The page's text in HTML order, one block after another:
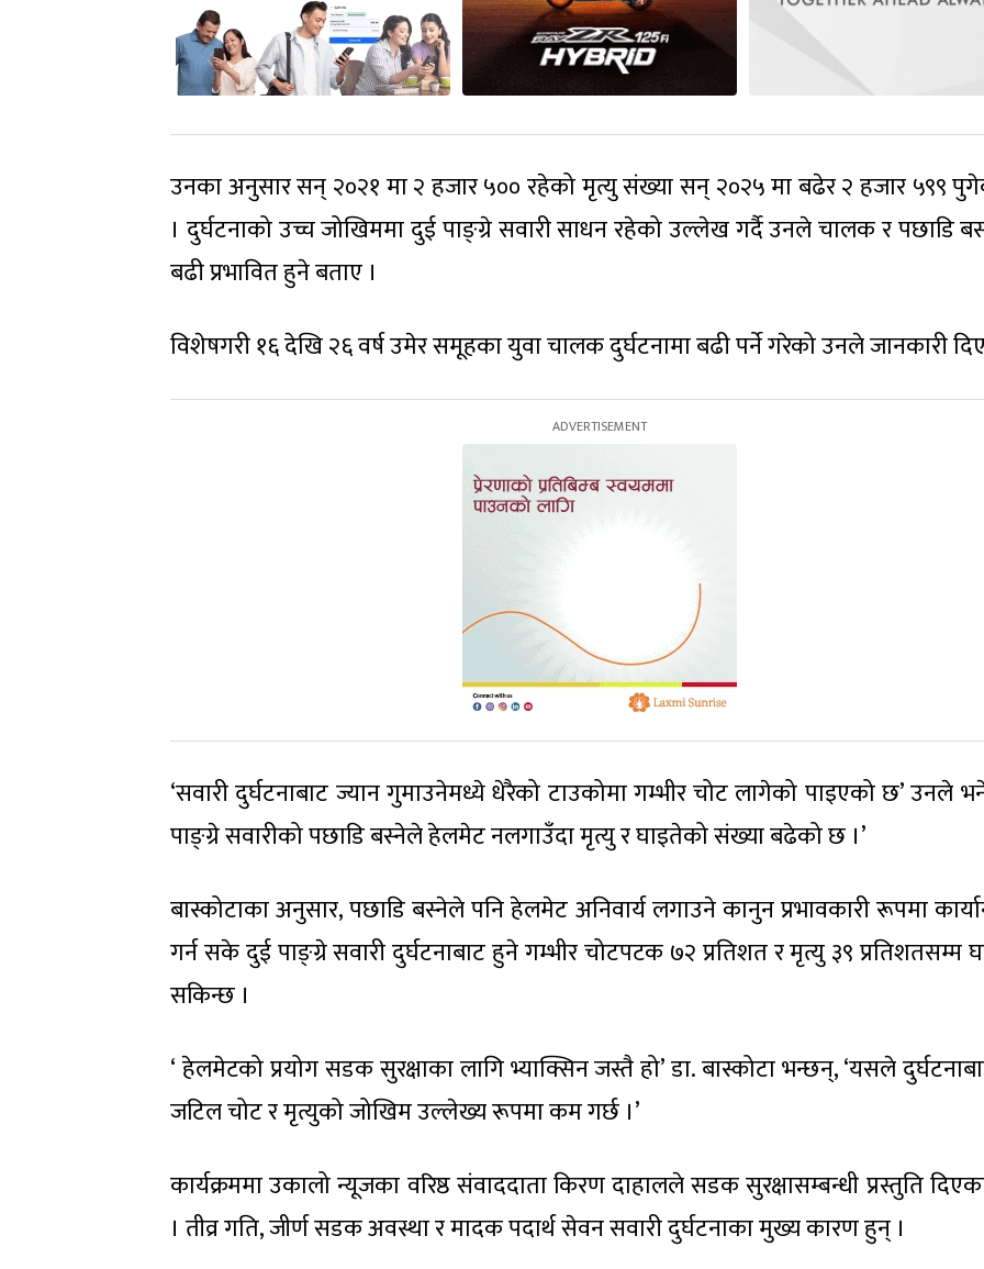
उनका अनुसार सन् २०२१ मा २ हजार ५०० रहेको मृत्यु संख्या सन् २०२५ मा बढेर २ हजार ५९९
। दुर्घटनाको उच्च जोखिममा दुई पाङ्ग्रे सवारी साधन रहेको उल्लेख गर्दै उनले चालक र पछाडि
बढी प्रभावित हुने बताए ।
विशेषगरी १६ देखि २६ वर्ष उमेर समूहका युवा चालक दुर्घटनामा बढी पर्ने गरेको उनले जानकारी
‘सवारी दुर्घटनाबाट ज्यान गुमाउनेमध्ये धेरैको टाउकोमा गम्भीर चोट लागेको पाइएको छ’ उनले
पाङ्ग्रे सवारीको पछाडि बस्नेले हेलमेट नलगाउँदा मृत्यु र घाइतेको संख्या बढेको छ ।’
बास्कोटाका अनुसार, पछाडि बस्नेले पनि हेलमेट अनिवार्य लगाउने कानुन प्रभावकारी रूपमा
गर्न सके दुई पाङ्ग्रे सवारी दुर्घटनाबाट हुने गम्भीर चोटपटक ७२ प्रतिशत र मृत्यु ३९ प्रतिशतसम्म
सकिन्छ ।
‘ हेलमेटको प्रयोग सडक सुरक्षाका लागि भ्याक्सिन जस्तै हो’ डा. बास्कोटा भन्छन्, ‘यसले
जटिल चोट र मृत्युको जोखिम उल्लेख्य रूपमा कम गर्छ ।’
कार्यक्रममा उकालो न्यूजका वरिष्ठ संवाददाता किरण दाहालले सडक सुरक्षासम्बन्धी प्रस्तुति
। तीव्र गति, जीर्ण सडक अवस्था र मादक पदार्थ सेवन सवारी दुर्घटनाका मुख्य कारण हुन् ।